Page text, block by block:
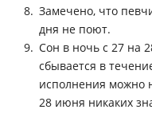
Замечено, что
дня не поют.
Сон в ночь с 27 на
сбывается в
исполнения можно
28 июня никаких